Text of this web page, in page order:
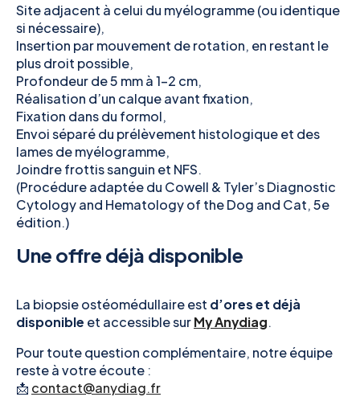
Site adjacent à celui du myélogramme (ou identique
si nécessaire),
Insertion par mouvement de rotation, en restant le
plus droit possible,
Profondeur de 5 mm à 1–2 cm,
Réalisation d’un calque avant fixation,
Fixation dans du formol,
Envoi séparé du prélèvement histologique et des
lames de myélogramme,
Joindre frottis sanguin et NFS.
(Procédure adaptée du Cowell & Tyler’s Diagnostic
Cytology and Hematology of the Dog and Cat, 5e
édition.)
Une offre déjà disponible
La biopsie ostéomédullaire est d’ores et déjà
disponible et accessible surMy Anydiag.
Pour toute question complémentaire, notre équipe
reste à votre écoute :
📩 contact@anydiag.fr